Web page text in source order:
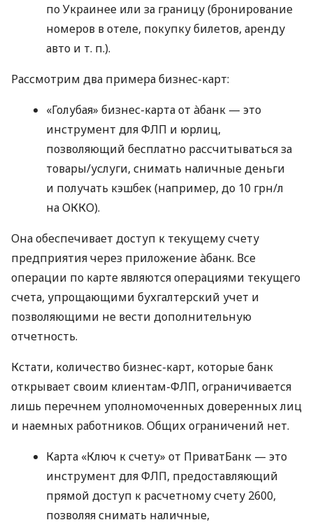
по Украинее или за границу (бронирование
номеров в отеле, покупку билетов, аренду
авто и т. п.).
Рассмотрим два примера бизнес-карт:
«Голубая» бизнес-карта от àбанк — это
инструмент для ФЛП и юрлиц,
позволяющий бесплатно рассчитываться за
товары/услуги, снимать наличные деньги
и получать кэшбек (например, до 10 грн/л
на ОККО).
Она обеспечивает доступ к текущему счету
предприятия через приложение àбанк. Все
операции по карте являются операциями текущего
счета, упрощающими бухгалтерский учет и
позволяющими не вести дополнительную
отчетность.
Кстати, количество бизнес-карт, которые банк
открывает своим клиентам-ФЛП, ограничивается
лишь перечнем уполномоченных доверенных лиц
и наемных работников. Общих ограничений нет.
Карта «Ключ к счету» от ПриватБанк — это
инструмент для ФЛП, предоставляющий
прямой доступ к расчетному счету 2600,
позволяя снимать наличные,